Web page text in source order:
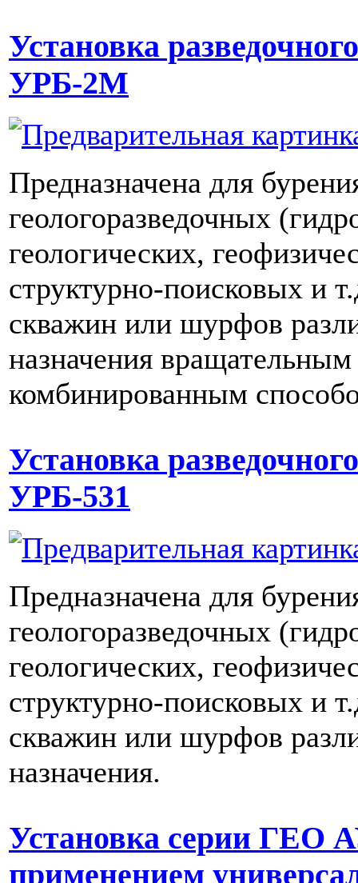
Установка
УРБ-2М
Предназначена для
геологоразведочных
геологических,
структурно-поисковых и
скважин или шурфов
назначения
комбинированным
Установка
УРБ-531
Предназначена для
геологоразведочных
геологических,
структурно-поисковых и
скважин или шурфов
назначения.
Установка серии ГЕО
применением